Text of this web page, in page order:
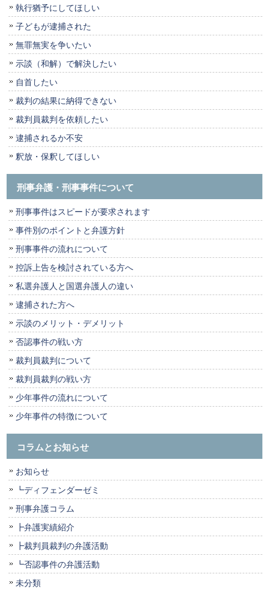
執行猶予にしてほしい
子どもが逮捕された
無罪無実を争いたい
示談（和解）で解決したい
自首したい
裁判の結果に納得できない
裁判員裁判を依頼したい
逮捕されるか不安
釈放・保釈してほしい
刑事弁護・刑事事件について
刑事事件はスピードが要求されます
事件別のポイントと弁護方針
刑事事件の流れについて
控訴上告を検討されている方へ
私選弁護人と国選弁護人の違い
逮捕された方へ
示談のメリット・デメリット
否認事件の戦い方
裁判員裁判について
裁判員裁判の戦い方
少年事件の流れについて
少年事件の特徴について
コラムとお知らせ
お知らせ
┗ディフェンダーゼミ
刑事弁護コラム
┣弁護実績紹介
┣裁判員裁判の弁護活動
┗否認事件の弁護活動
未分類